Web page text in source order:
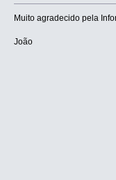
Muito agradecido pela
João